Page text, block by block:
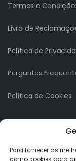
Para fornecer as
como cookies para
Termos e
Livro de
Política de
Perguntas
Política de Cookies
A minha conta
A Minha Conta